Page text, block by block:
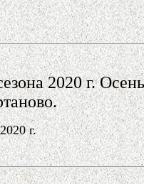
2020 г.
г.